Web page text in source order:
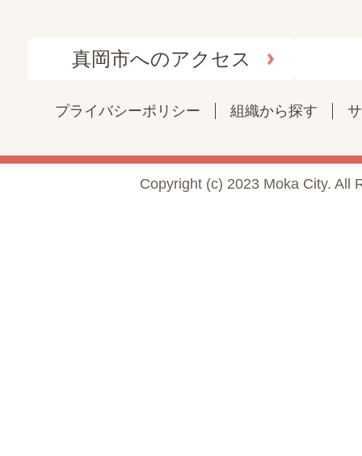
真岡市へのアクセス
プライバシーポリシー 組織から探す
Copyright (c) 2023 Moka City. All